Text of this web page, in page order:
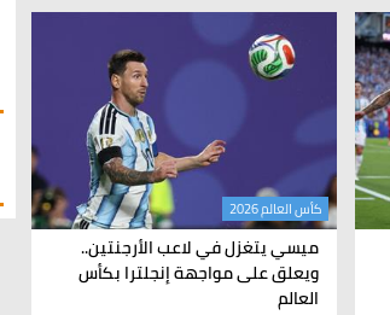
ميسي يتغزل في لاعب الأرجنتين..
ويعلق على مواجهة إنجلترا بكأس
العالم
كأس العالم 2026